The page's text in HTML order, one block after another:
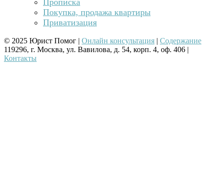
Покупка, продажа квартиры
Приватизация
© 2025 Юрист Помог | Онлайн консультация | Содержание
119296, г. Москва, ул. Вавилова, д. 54, корп. 4, оф. 406 |
Контакты